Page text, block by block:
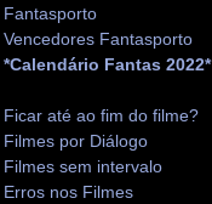
Fantasporto
Vencedores Fantasporto
*Calendário Fantas 2022*
Ficar até ao fim do filme?
Filmes por Diálogo
Filmes sem intervalo
Erros nos Filmes